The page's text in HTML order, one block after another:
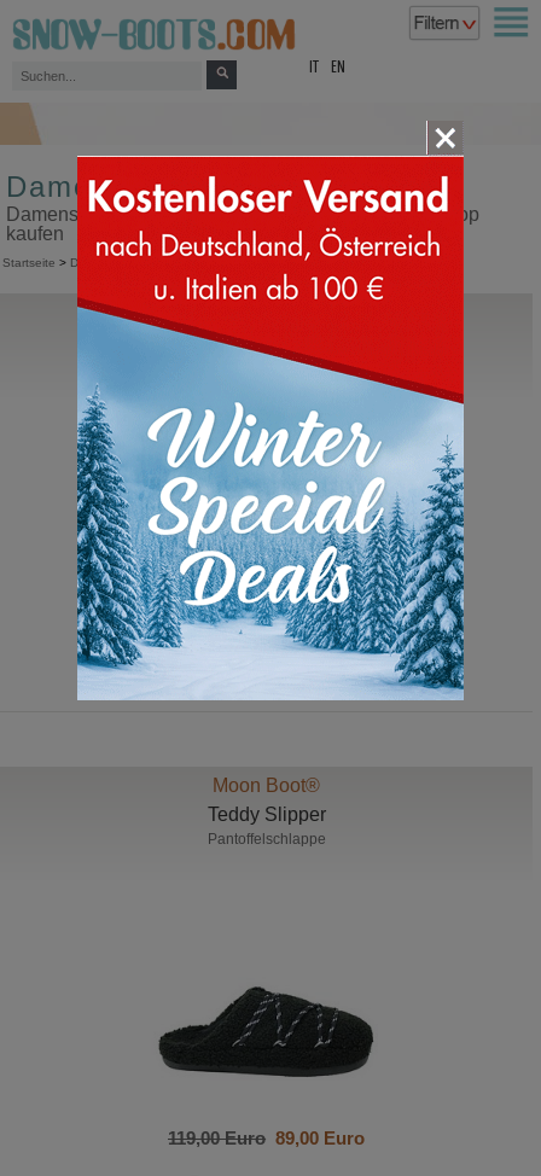
EN
Damenschlappen
Damenschlappen in unserem Snow Boots Online Shop
kaufen
Startseite > Damen
Shearling Ballerina
Winterschuhe
Moon Boot®
Teddy Slipper
Pantoffelschlappe
119,00 Euro 89,00 Euro